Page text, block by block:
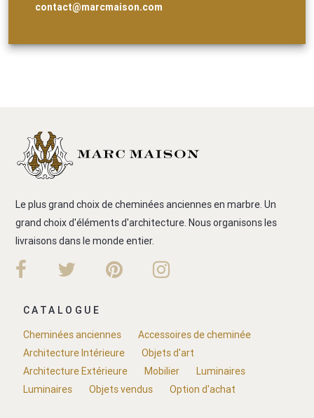
contact@marcmaison.com
Le plus grand choix de cheminées anciennes en marbre. Un
grand choix d'éléments d'architecture. Nous organisons les
livraisons dans le monde entier.
CATALOGUE
Cheminées anciennes
Accessoires de cheminée
Architecture Intérieure
Objets d'art
Architecture Extérieure
Mobilier
Luminaires
Luminaires
Objets vendus Option d'achat